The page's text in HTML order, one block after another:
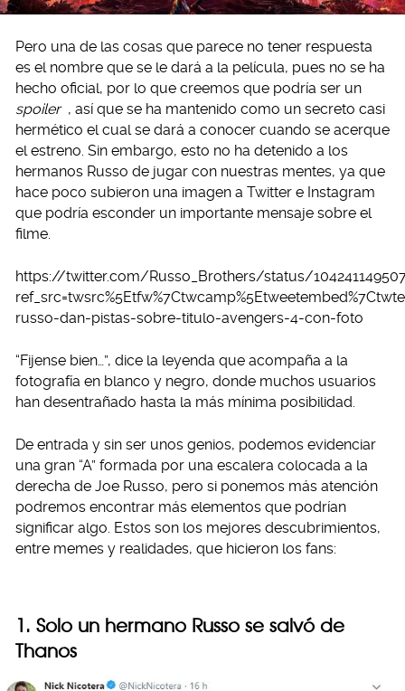
Pero una de las cosas que parece no tener respuesta
es el nombre que se le dará a la película, pues no se ha
hecho oficial, por lo que creemos que podría ser un
spoiler , así que se ha mantenido como un secreto casi
hermético el cual se dará a conocer cuando se acerque
el estreno. Sin embargo, esto no ha detenido a los
hermanos Russo de jugar con nuestras mentes, ya que
hace poco subieron una imagen a Twitter e Instagram
que podría esconder un importante mensaje sobre el
filme.
https://twitter.com/Russo_Brothers/status/
russo-dan-pistas-sobre-titulo-avengers-4-con-foto
“Fijense bien…”, dice la leyenda que acompaña a la
fotografía en blanco y negro, donde muchos usuarios
han desentrañado hasta la más mínima posibilidad.
De entrada y sin ser unos genios, podemos evidenciar
una gran “A” formada por una escalera colocada a la
derecha de Joe Russo, pero si ponemos más atención
podremos encontrar más elementos que podrían
significar algo. Estos son los mejores descubrimientos,
entre memes y realidades, que hicieron los fans:
1. Solo un hermano Russo se salvó de
Thanos